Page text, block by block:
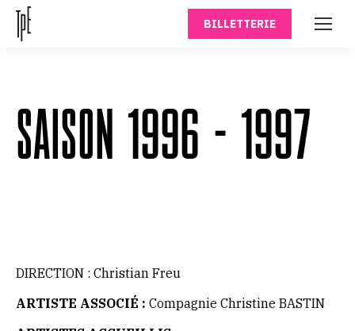
BILLETTERIE
SAISON 1996 – 1997
DIRECTION : Christian Freu
ARTISTE ASSOCIÉ : Compagnie Christine BASTIN